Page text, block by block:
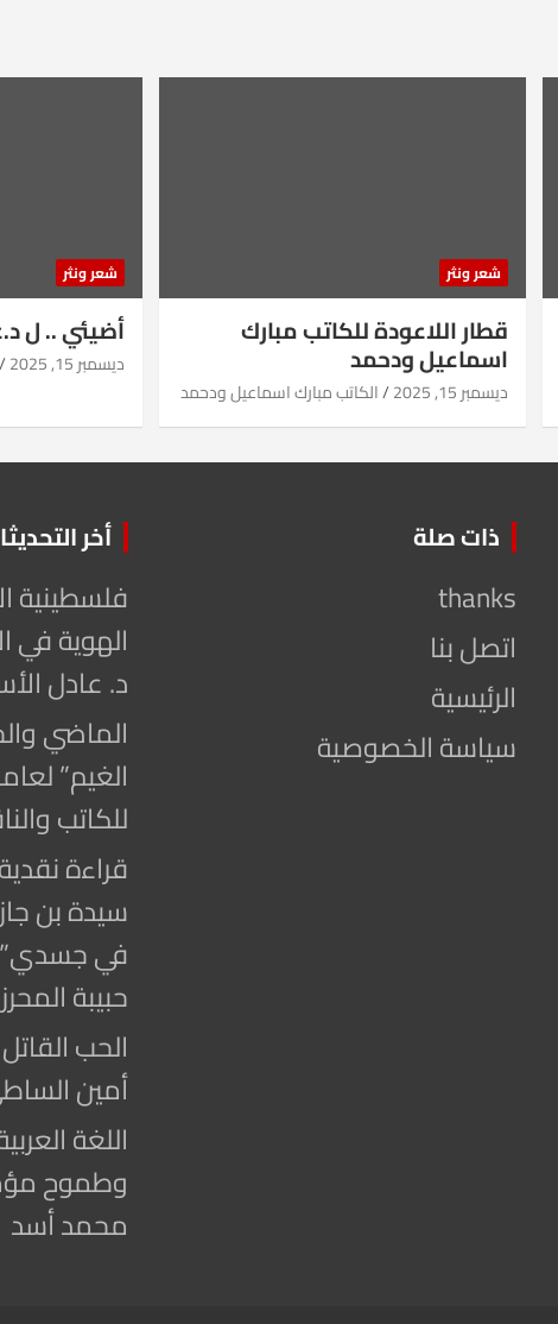
شعر ونثر
قطار اللاعودة للكاتب مبارك
اسماعيل ودحمد
ديسمبر 15, 2025 الكاتب مبارك اسماعيل ودحمد
شعر ونثر
أضيئي .. ل
ديسمبر 15, 2025
ذات صلة
thanks
اتصل بنا
الرئيسية
سياسة الخصوصية
أخر
فلسطينية
الهوية في
د. عادل
الماضي
الغيم”
للكاتب
قراءة
سيدة بن
في جسدي”
حبيبة
الحب
أمين
اللغة
وطموح
محمد أسد